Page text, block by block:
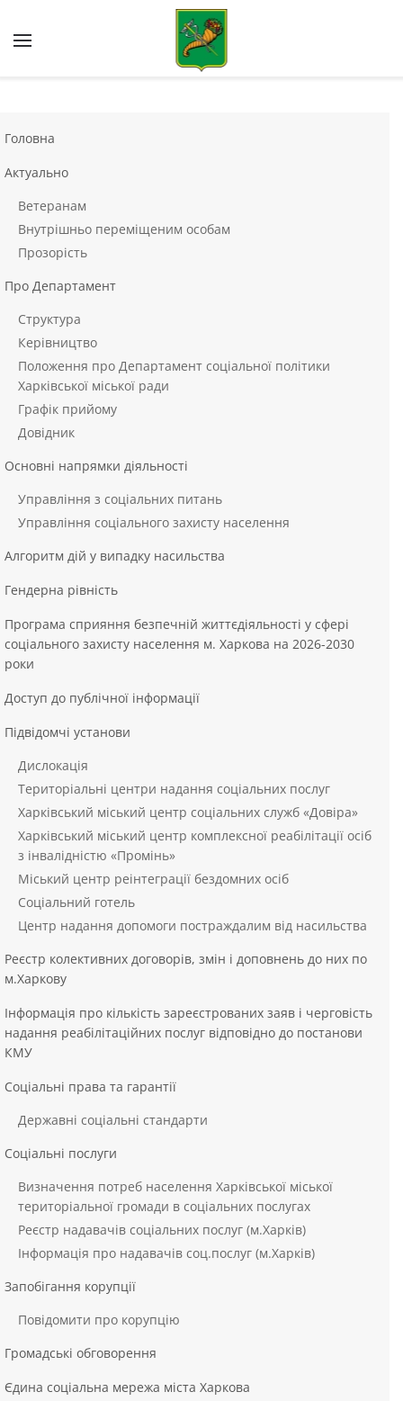
Skip to main content
Головна
Актуально
Ветеранам
Внутрішньо переміщеним особам
Прозорість
Про Департамент
Структура
Керівництво
Положення про Департамент соціальної політики
Харківської міської ради
Графік прийому
Довідник
Основні напрямки діяльності
Управління з соціальних питань
Управління соціального захисту населення
Алгоритм дій у випадку насильства
Гендерна рівність
Програма сприяння безпечній життєдіяльності у сфері
соціального захисту населення м. Харкова на 2026-2030
роки
Доступ до публічної інформації
Підвідомчі установи
Дислокація
Територіальні центри надання соціальних послуг
Харківський міський центр соціальних служб «Довіра»
Харківський міський центр комплексної реабілітації осіб
з інвалідністю «Промінь»
Міський центр реінтеграції бездомних осіб
Соціальний готель
Центр надання допомоги постраждалим від насильства
Реєстр колективних договорів, змін і доповнень до них по
м.Харкову
Інформація про кількість зареєстрованих заяв і черговість
надання реабілітаційних послуг відповідно до постанови
КМУ
Соціальні права та гарантії
Державні соціальні стандарти
Соціальні послуги
Визначення потреб населення Харківської міської
територіальної громади в соціальних послугах
Реєстр надавачів соціальних послуг (м.Харків)
Інформація про надавачів соц.послуг (м.Харків)
Запобігання корупції
Повідомити про корупцію
Громадські обговорення
Єдина соціальна мережа міста Харкова